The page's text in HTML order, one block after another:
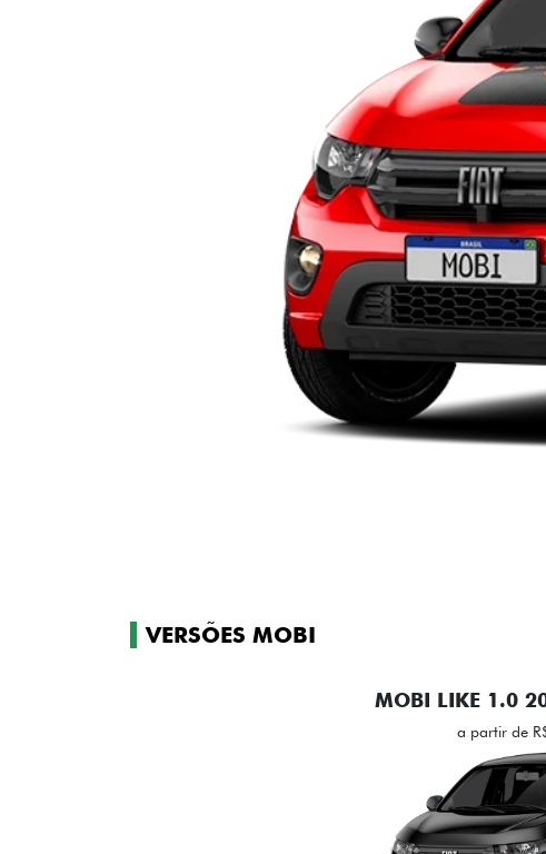
VERSÕES MOBI
MOBI LIKE 1.0
a partir de